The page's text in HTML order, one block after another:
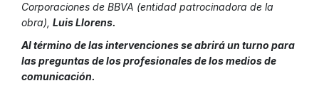
Corporaciones de BBVA (entidad patrocinadora de la
obra), Luis Llorens.
Al término de las intervenciones se abrirá un turno para
las preguntas de los profesionales de los medios de
comunicación.